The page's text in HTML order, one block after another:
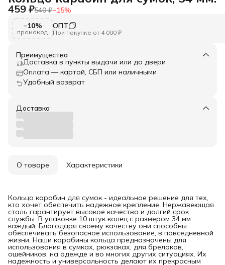
459 ₽540 ₽−15%
−10%
промокод
ОПТ
При покупке от 4 000 ₽
Преимущества
Доставка в пункты выдачи или до двери
Оплата — картой, СБП или наличными
Удобный возврат
Доставка
О товаре Характеристики
Кольцо карабин для сумок - идеальное решение для тех,
кто хочет обеспечить надежное крепление. Нержавеющая
сталь гарантирует высокое качество и долгий срок
службы. В упаковке 10 штук колец с размером 34 мм.
каждый. Благодаря своему качеству они способны
обеспечивать безопасное использование, в повседневной
жизни. Наши карабины кольца предназначены для
использования в сумках, рюкзаках, для брелоков,
ошейников, на одежде и во многих других ситуациях. Их
надежность и универсальность делают их прекрасным